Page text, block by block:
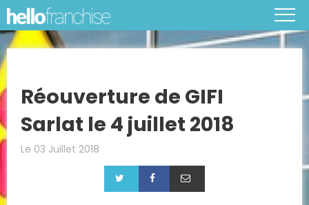
Réouverture de GIFI
Sarlat le 4 juillet 2018
Le 03 Juillet 2018